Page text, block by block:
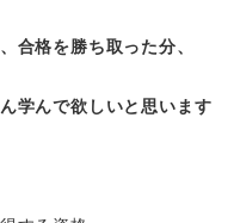
合格を勝ち取った分、
学んで欲しいと思います